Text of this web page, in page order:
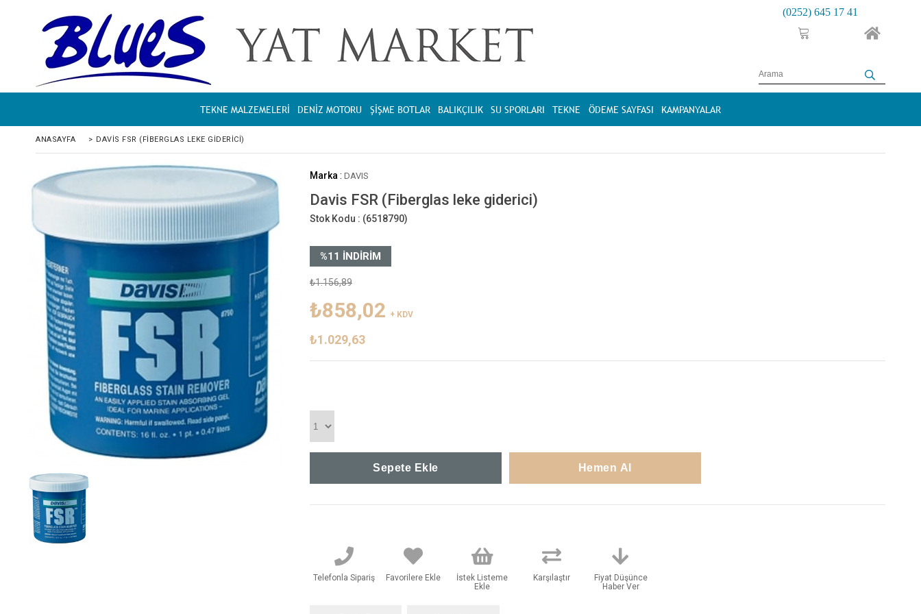
(0252) 645 17 41
TEKNE MALZEMELERİ DENİZ MOTORU ŞİŞME BOTLAR BALIKÇILIK SU SPORLARI TEKNE ÖDEME SAYFASI KAMPANYALAR
ANASAYFA > DAVIS FSR (FIBERGLAS LEKE GIDERICI)
Marka : DAVIS
Davis FSR (Fiberglas leke giderici)
Stok Kodu : (6518790)
%11 İNDIRIM
₺1.156,89
₺858,02 + KDV
₺1.029,63
Telefonla Sipariş Favorilere Ekle
İstek Listeme
Ekle
Karşılaştır
Fiyat Düşünce
Haber Ver